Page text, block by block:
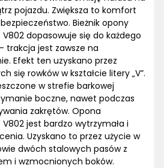
pojazdu. Zwiększa to komfort
Bieżnik opony
dopasowuje się do każdego
trakcja jest zawsze na
Efekt ten uzyskano przez
się rowków w kształcie litery „V”.
w strefie barkowej
boczne, nawet podczas
zakrętów. Opona
jest bardzo wytrzymała i
Uzyskano to przez użycie w
dwóch stalowych pasów z
i wzmocnionych boków.